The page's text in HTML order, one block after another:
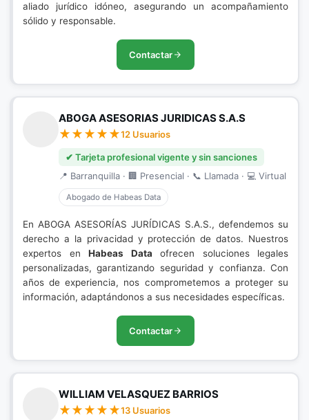
aliado jurídico idóneo, asegurando un acompañamiento
sólido y responsable.
Contactar
ABOGA ASESORIAS JURIDICAS S.A.S
12 Usuarios
✔ Tarjeta profesional vigente y sin sanciones
📍 Barranquilla · 🏢 Presencial · 📞 Llamada · 💻 Virtual
Abogado de Habeas Data
En ABOGA ASESORÍAS JURÍDICAS S.A.S., defendemos su
derecho a la privacidad y protección de datos. Nuestros
expertos en Habeas Data ofrecen soluciones legales
personalizadas, garantizando seguridad y confianza. Con
años de experiencia, nos comprometemos a proteger su
información, adaptándonos a sus necesidades específicas.
Contactar
WILLIAM VELASQUEZ BARRIOS
13 Usuarios